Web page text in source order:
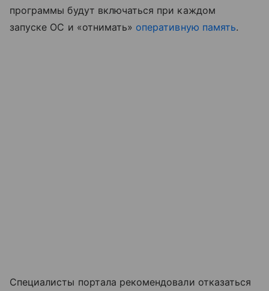
программы будут включаться при каждом
запуске ОС и «отнимать» оперативную память.
Специалисты портала рекомендовали отказаться